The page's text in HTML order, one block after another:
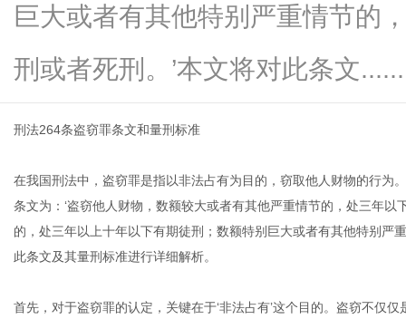
巨大或者有其他特别严重情节的
刑或者死刑。’本文将对此条文......
刑法264条盗窃罪条文和量刑标准
在我国刑法中，盗窃罪是指以非法占有为目的，窃取他人财物的行为
条文为：‘盗窃他人财物，数额较大或者有其他严重情节的，处三年
的，处三年以上十年以下有期徒刑；数额特别巨大或者有其他特别严
此条文及其量刑标准进行详细解析。
首先，对于盗窃罪的认定，关键在于‘非法占有’这个目的。盗窃不仅